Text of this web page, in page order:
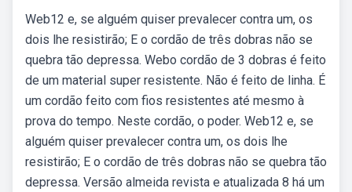
Web12 e, se alguém quiser prevalecer contra um, os
dois lhe resistirão; E o cordão de três dobras não se
quebra tão depressa. Webo cordão de 3 dobras é feito
de um material super resistente. Não é feito de linha. É
um cordão feito com fios resistentes até mesmo à
prova do tempo. Neste cordão, o poder. Web12 e, se
alguém quiser prevalecer contra um, os dois lhe
resistirão; E o cordão de três dobras não se quebra tão
depressa. Versão almeida revista e atualizada 8 há um